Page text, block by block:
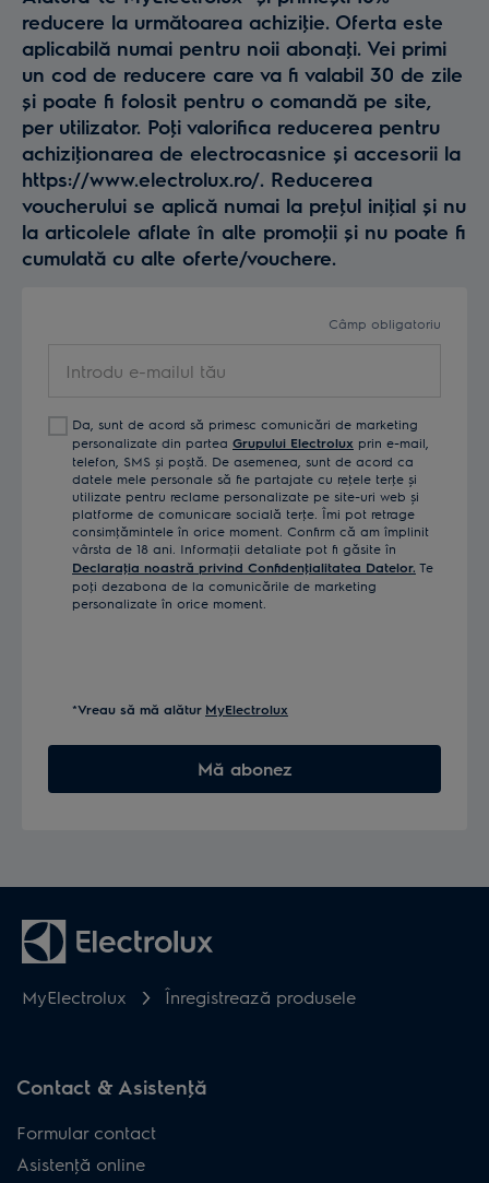
reducere la următoarea achiziţie. Oferta este
aplicabilă numai pentru noii abonaţi. Vei primi
un cod de reducere care va fi valabil 30 de zile
și poate fi folosit pentru o comandă pe site,
per utilizator. Poţi valorifica reducerea pentru
achiziţionarea de electrocasnice și accesorii la
https://www.electrolux.ro/. Reducerea
voucherului se aplică numai la preţul iniţial și nu
la articolele aflate în alte promoţii și nu poate fi
cumulată cu alte oferte/vouchere.
Câmp obligatoriu
tău Da, sunt de acord să primesc comunicări de marketing
personalizate din partea Grupului Electrolux prin e-mail,
telefon, SMS și poștă. De asemenea, sunt de acord ca
datele mele personale să fie partajate cu reţele terţe și
utilizate pentru reclame personalizate pe site-uri web și
platforme de comunicare socială terţe. Îmi pot retrage
consimţămintele în orice moment. Confirm că am împlinit
vârsta de 18 ani. Informaţii detaliate pot fi găsite în
Declaraţia noastră privind Confidenţialitatea Datelor. Te
poţi dezabona de la comunicările de marketing
personalizate în orice moment.
*Vreau să mă alătur MyElectrolux
Mă abonez
MyElectrolux Înregistrează produsele
Contact & Asistenţă
Formular contact
Asistenţă online